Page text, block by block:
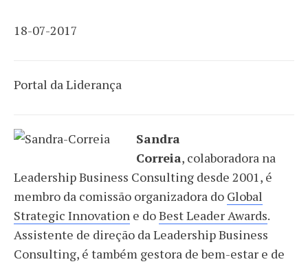
18-07-2017
Portal da Liderança
Sandra
Correia, colaboradora na
Leadership Business Consulting desde 2001, é
membro da comissão organizadora do Global
Strategic Innovation e doBest Leader Awards.
Assistente de direção da Leadership Business
Consulting, é também gestora de bem-estar e de